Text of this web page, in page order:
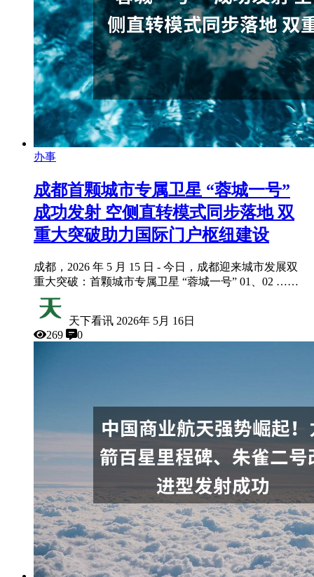
办事
成都首颗城市专属卫星 “蓉城一号”
成功发射 空侧直转模式同步落地 双
重大突破助力国际门户枢纽建设
成都，2026 年 5 月 15 日 - 今日，成都迎来城市发展双
重大突破：首颗城市专属卫星 “蓉城一号” 01、02 ……
天下看讯 2026年 5月 16日
269
0